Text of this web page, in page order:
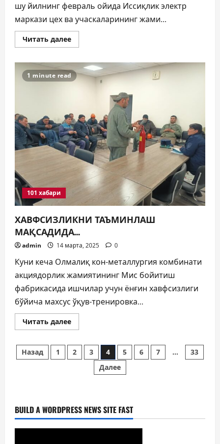
шу йилнинг февраль ойида Иссиқлик электр
маркази цех ва учаскаларининг жами...
Читать далееПрочитать
больше
ХАВФСИЗЛИГИНИ
ТАЪМИНЛАШ
ЙЎЛИДА
1 minute read
101 хабари
ХАВФСИЗЛИКНИ ТАЪМИНЛАШ
МАҚСАДИДА…
admin 14 марта, 2025 0
Куни кеча Олмалиқ кон-металлургия комбинати
акциядорлик жамиятининг Мис бойитиш
фабрикасида ишчилар учун ёнғин хавфсизлиги
бўйича махсус ўқув-тренировка...
Читать далееПрочитать
больше
ТАЪМИНЛАШ
МАҚСАДИДА…
Пагинация
Назад 1 2 3 4 5 6 7 …
33
Далее
BUILD A WORDPRESS NEWS SITE FAST